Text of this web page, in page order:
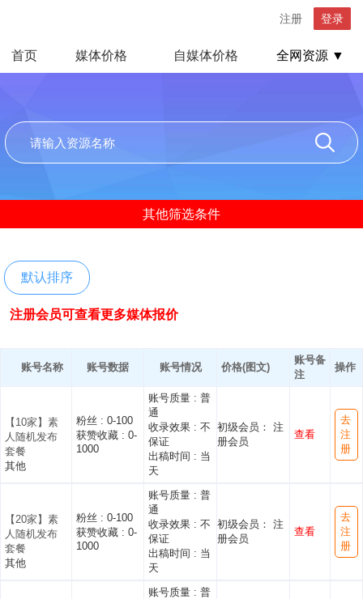
注册 登录
首页 媒体价格 自媒体价格 全网资源 ▼
其他筛选条件
默认排序
注册会员可查看更多媒体报价
账号名称 账号数据 账号情况 价格(图文)
账号备
注
操作
【10家】素
人随机发布
套餐
其他
粉丝 : 0-100
获赞收藏 : 0-
1000
账号质量 : 普
通
收录效果 : 不
保证
出稿时间 : 当
天
初级会员： 注
册会员
查看
去
注
册
【20家】素
人随机发布
套餐
其他
粉丝 : 0-100
获赞收藏 : 0-
1000
账号质量 : 普
通
收录效果 : 不
保证
出稿时间 : 当
天
初级会员： 注
册会员
查看
去
注
册
账号质量 : 普